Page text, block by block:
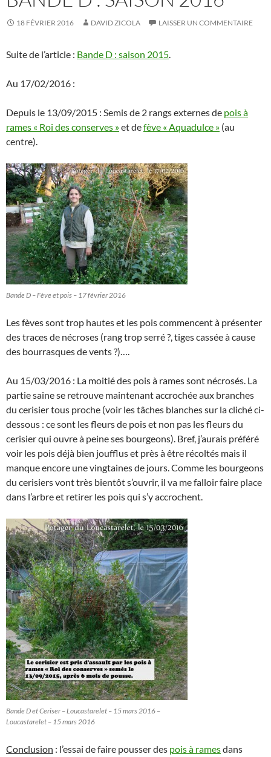
18 FÉVRIER 2016 DAVID ZICOLA LAISSER UN COMMENTAIRE
Suite de l’article : Bande D : saison 2015.
Au 17/02/2016 :
Depuis le 13/09/2015 : Semis de 2 rangs externes de pois à
rames « Roi des conserves »et defève « Aquadulce » (au
centre).
Bande D – Fève et pois – 17 février 2016
Les fèves sont trop hautes et les pois commencent à présenter
des traces de nécroses (rang trop serré ?, tiges cassée à cause
des bourrasques de vents ?)….
Au 15/03/2016 : La moitié des pois à rames sont nécrosés. La
partie saine se retrouve maintenant accrochée aux branches
du cerisier tous proche (voir les tâches blanches sur la cliché ci-
dessous : ce sont les fleurs de pois et non pas les fleurs du
cerisier qui ouvre à peine ses bourgeons). Bref, j’aurais préféré
voir les pois déjà bien joufflus et près à être récoltés mais il
manque encore une vingtaines de jours. Comme les bourgeons
du cerisiers vont très bientôt s’ouvrir, il va me falloir faire place
dans l’arbre et retirer les pois qui s’y accrochent.
Bande D et Ceriser – Loucastarelet – 15 mars 2016 –
Loucastarelet – 15 mars 2016
Conclusion : l’essai de faire pousser des pois à ramesdans